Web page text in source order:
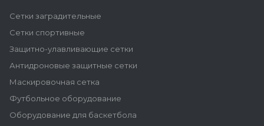
Сетки заградительные
Сетки спортивные
Защитно-улавливающие сетки
Антидроновые защитные сетки
Маскировочная сетка
Футбольное оборудование
Оборудование для баскетбола